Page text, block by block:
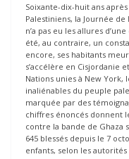
Soixante-dix-huit ans
Palestiniens, la Journée de
n’a pas eu les allures
été, au contraire, un
encore, ses habitants
s’accélère en Cisjordanie
Nations unies à New York,
inaliénables du peuple
marquée par des
chiffres énoncés donnent
contre la bande de Ghaza
645 blessés depuis le 7
enfants, selon les